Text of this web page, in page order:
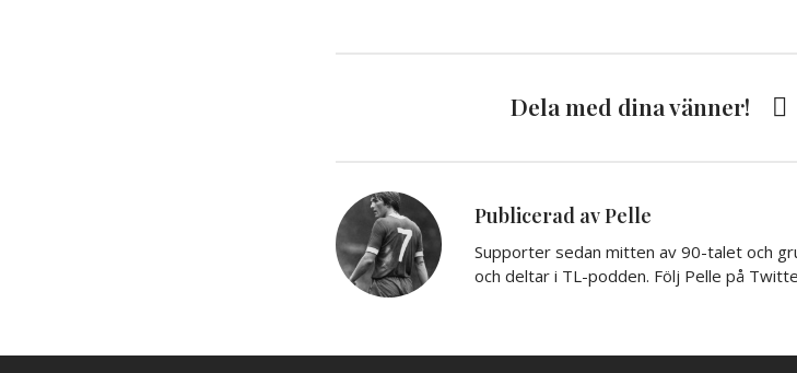
Dela med dina vänner!
Publicerad av Pelle
Supporter sedan mitten av 90-talet och
och deltar i TL-podden. Följ Pelle på